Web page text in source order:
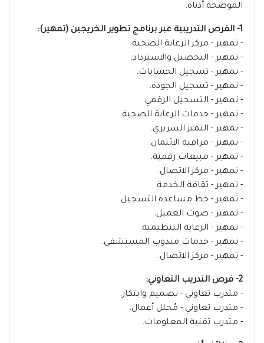
الموضحة أدناه.
1- الفرص التدريبية عبر برنامج تطوير الخريجين (تمهير):
- تمهير - مركز الرعاية الصحية.
- تمهير - التحصيل والاسترداد.
- تمهير - تسجيل الحسابات.
- تمهير - تسجيل الجودة.
- تمهير - التسجيل الرقمي.
- تمهير - خدمات الرعاية الصحية.
- تمهير - التميز السريري.
- تمهير - مراقبة الائتمان.
- تمهير - مبيعات رقمية.
- تمهير - مركز الاتصال.
- تمهير - ثقافة الخدمة.
- تمهير - خط مساعدة التسجيل.
- تمهير - صوت العميل.
- تمهير - الرعاية التنظيمية.
- تمهير - خدمات مندوب المستشفى.
- تمهير - مركز الاتصال.
2- فرص التدريب التعاوني:
- متدرب تعاوني - تصميم وابتكار.
- متدرب تعاوني - مُحلل أعمال.
- متدرب تقنية المعلومات.